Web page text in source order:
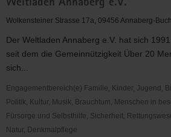
Mildenau
Weltladen Annaberg e.V.
Wolkensteiner Strasse 17a, 09456 Annaberg-
Der Weltladen Annaberg e.V. hat sich
seit dem die Gemeinnützigkeit Über 20
sich...
Engagementbereich(e) Familie, Kinder, Jugend,
Politik, Kultur, Musik, Brauchtum, Menschen in
Fürsorge und Selbsthilfe, Sicherheit,
Natur, Denkmalpflege